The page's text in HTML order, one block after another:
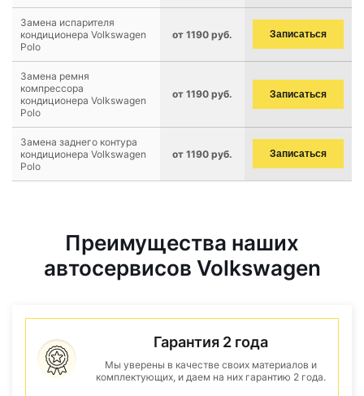
Замена испарителя
кондиционера Volkswagen
Polo
от 1190 руб. Записаться
Замена ремня
компрессора
кондиционера Volkswagen
Polo
от 1190 руб. Записаться
Замена заднего контура
кондиционера Volkswagen
Polo
от 1190 руб. Записаться
Преимущества наших
автосервисов Volkswagen
Гарантия 2 года
Мы уверены в качестве своих материалов и
комплектующих, и даем на них гарантию 2 года.